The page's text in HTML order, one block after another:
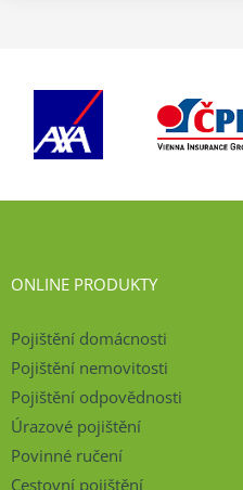
ONLINE PRODUKTY
Pojištění domácnosti
Pojištění nemovitosti
Pojištění odpovědnosti
Úrazové pojištění
Povinné ručení
Cestovní pojištění